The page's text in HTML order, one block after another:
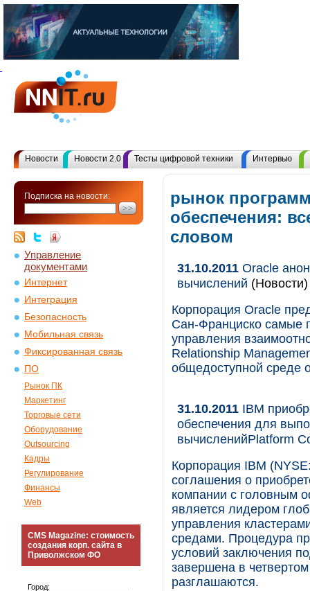
Новости Новости 2.0 Тесты цифровой техники Интервью
Подписка на новости:
Управление
документами
Интернет
Интеграция
Безопасность
Мобильная связь
Фиксированная связь
ПО
Рынок ПК
Маркетинг
Торговые сети
Оборудование
Outsourcing
Кадры
Регулирование
Финансы
Web
CMS Magazine: стоимость
создания корп. сайта в
Приволжском ФО
Город:
рынок
обеспечения:
словом
31.10.2011 Oracle
вычислений (Новости)
Корпорация Oracle
Сан-Франциско самые
управления
Relationship
общедоступной среде
31.10.2011 IBM
обеспечения для
вычисленийPlatform
Корпорация IBM
соглашения о
компании с головным
является лидером
управления
средами. Процедура
условий заключения
завершена в
разглашаются.